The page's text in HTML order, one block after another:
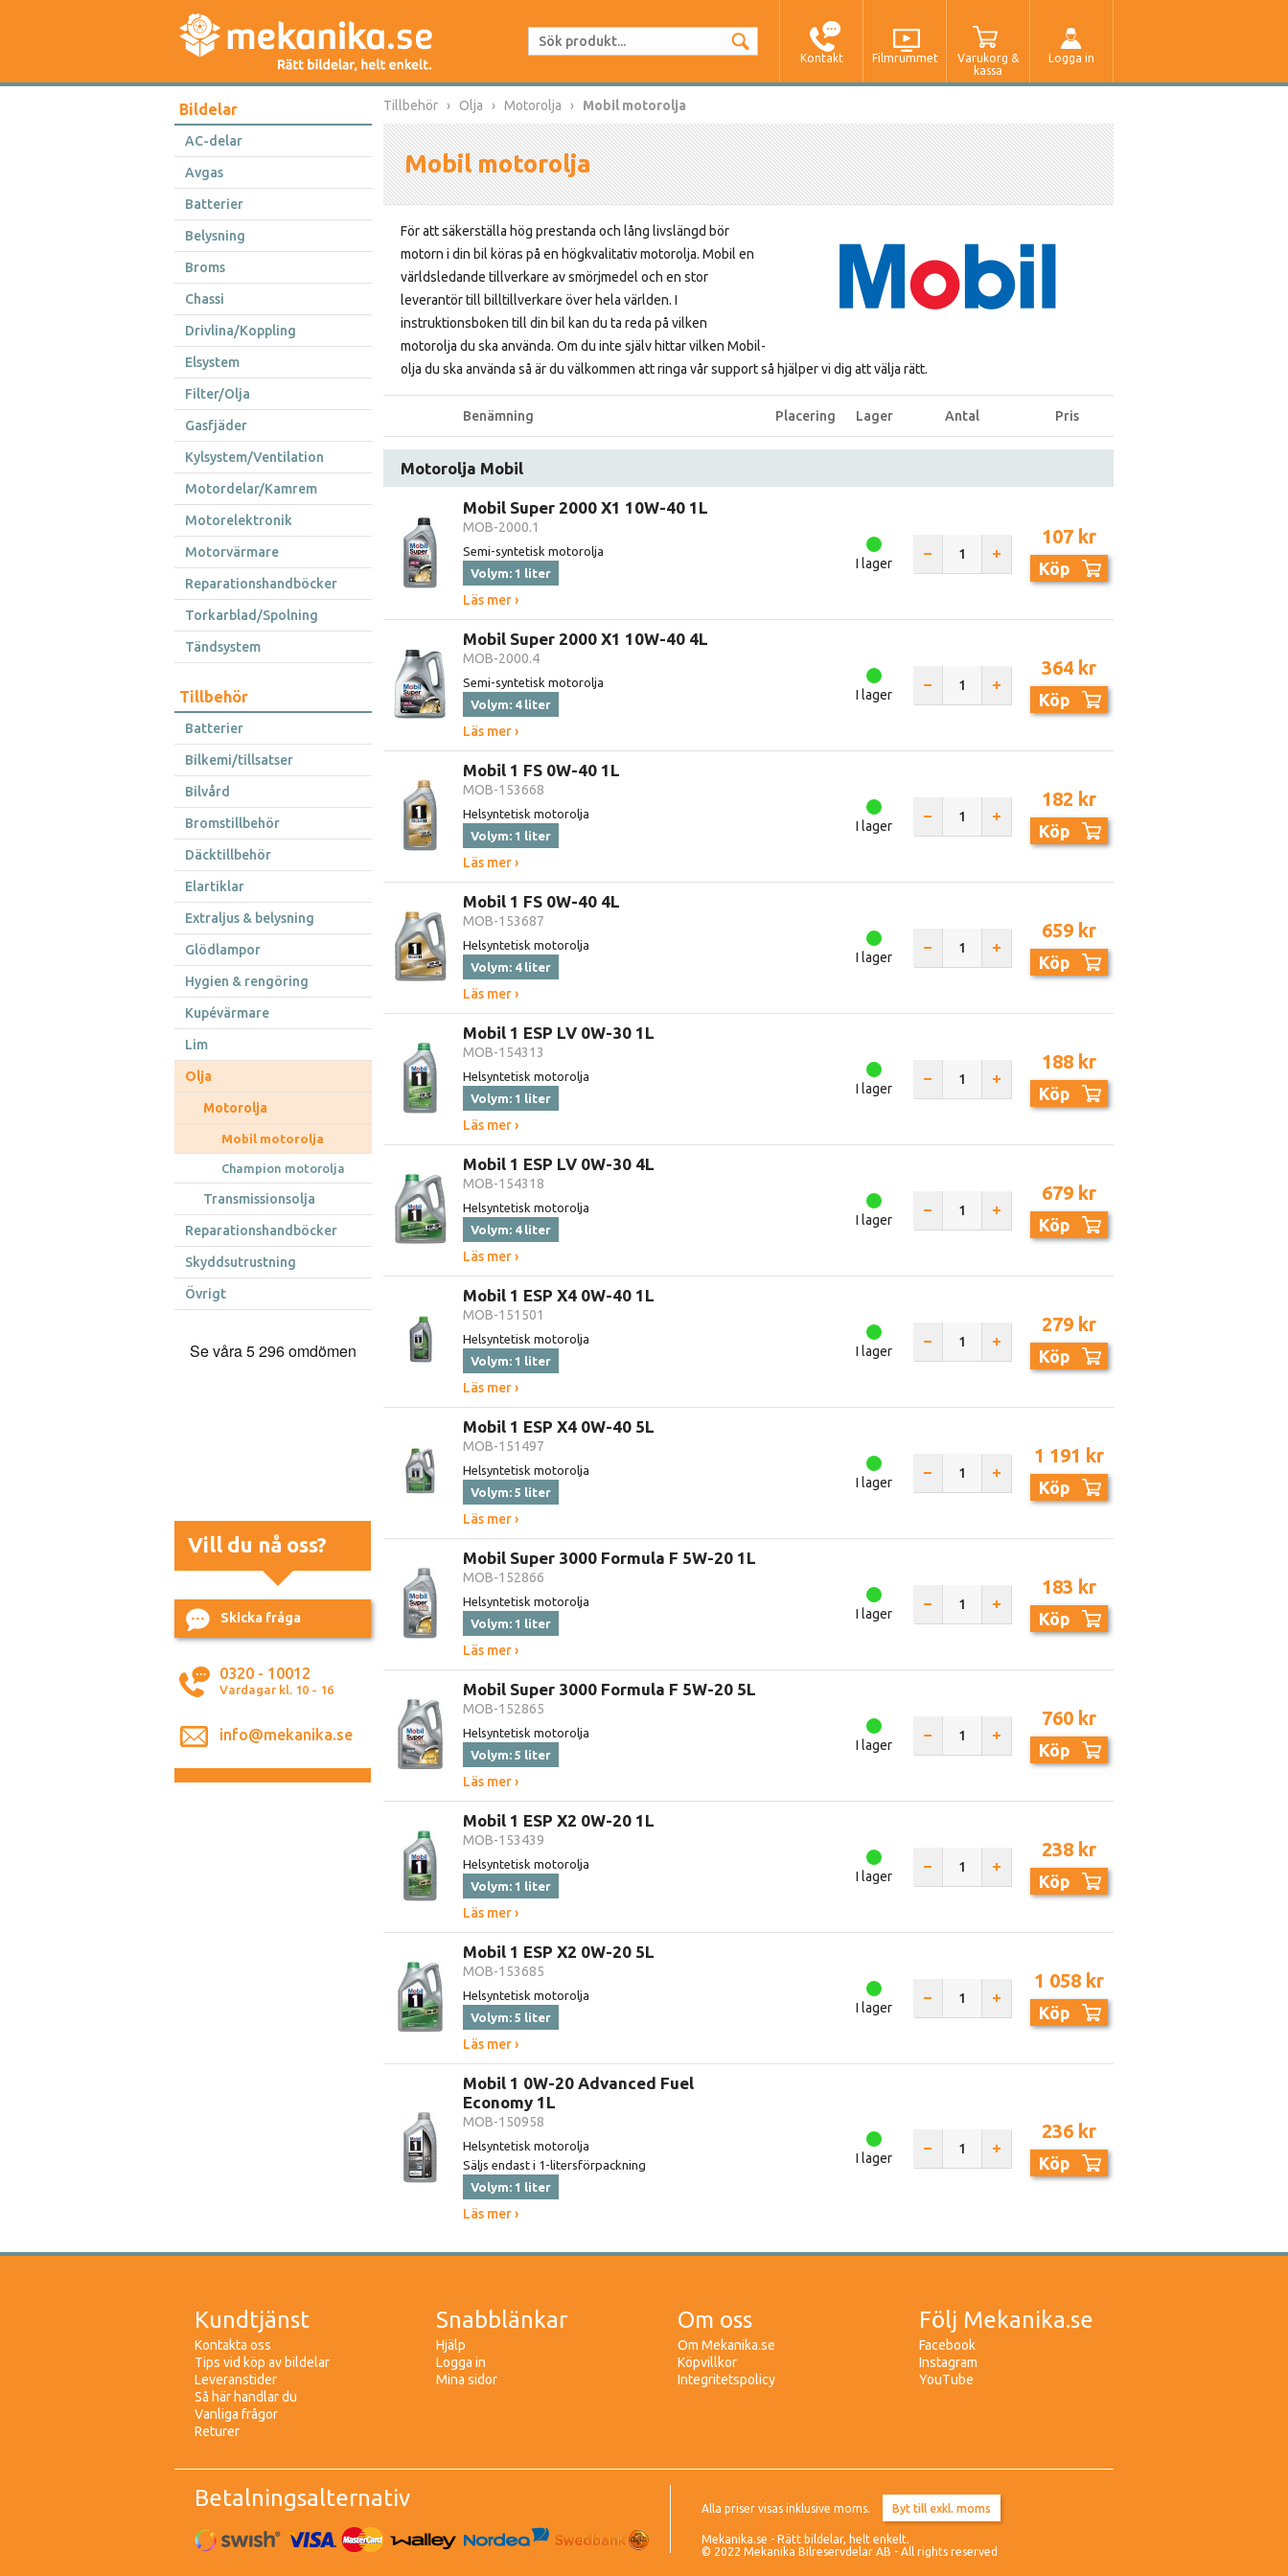
Kontakt Filmrummet
Varukorg &
kassa
Logga in
Bildelar
AC-delar
Avgas
Batterier
Belysning
Broms
Chassi
Drivlina/Koppling
Elsystem
Filter/Olja
Gasfjäder
Kylsystem/Ventilation
Motordelar/Kamrem
Motorelektronik
Motorvärmare
Reparationshandböcker
Torkarblad/Spolning
Tändsystem
Tillbehör
Batterier
Bilkemi/tillsatser
Bilvård
Bromstillbehör
Däcktillbehör
Elartiklar
Extraljus & belysning
Glödlampor
Hygien & rengöring
Kupévärmare
Lim
Olja
Motorolja
Mobil motorolja
Champion motorolja
Transmissionsolja
Reparationshandböcker
Skyddsutrustning
Övrigt
Vill du nå oss?
Skicka fråga
0320 - 10012
Vardagar kl. 10 - 16
info@mekanika.se
Tillbehör Olja Motorolja Mobil motorolja
Mobil motorolja
För att säkerställa hög prestanda och lång livslängd bör
motorn i din bil köras på en högkvalitativ motorolja. Mobil en
världsledande tillverkare av smörjmedel och en stor
leverantör till billtillverkare över hela världen. I
instruktionsboken till din bil kan du ta reda på vilken
motorolja du ska använda. Om du inte själv hittar vilken Mobil-
olja du ska använda så är du välkommen att ringa vår support så hjälper vi dig att välja rätt.
Benämning Placering Lager Antal Pris
Motorolja Mobil
Mobil Super 2000 X1 10W-40 1L
MOB-2000.1
Semi-syntetisk motorolja
Volym: 1 liter
Läs mer ›
I lager
107 kr
Köp
Mobil Super 2000 X1 10W-40 4L
MOB-2000.4
Semi-syntetisk motorolja
Volym: 4 liter
Läs mer ›
I lager
364 kr
Köp
Mobil 1 FS 0W-40 1L
MOB-153668
Helsyntetisk motorolja
Volym: 1 liter
Läs mer ›
I lager
182 kr
Köp
Mobil 1 FS 0W-40 4L
MOB-153687
Helsyntetisk motorolja
Volym: 4 liter
Läs mer ›
I lager
659 kr
Köp
Mobil 1 ESP LV 0W-30 1L
MOB-154313
Helsyntetisk motorolja
Volym: 1 liter
Läs mer ›
I lager
188 kr
Köp
Mobil 1 ESP LV 0W-30 4L
MOB-154318
Helsyntetisk motorolja
Volym: 4 liter
Läs mer ›
I lager
679 kr
Köp
Mobil 1 ESP X4 0W-40 1L
MOB-151501
Helsyntetisk motorolja
Volym: 1 liter
Läs mer ›
I lager
279 kr
Köp
Mobil 1 ESP X4 0W-40 5L
MOB-151497
Helsyntetisk motorolja
Volym: 5 liter
Läs mer ›
I lager
1 191 kr
Köp
Mobil Super 3000 Formula F 5W-20 1L
MOB-152866
Helsyntetisk motorolja
Volym: 1 liter
Läs mer ›
I lager
183 kr
Köp
Mobil Super 3000 Formula F 5W-20 5L
MOB-152865
Helsyntetisk motorolja
Volym: 5 liter
Läs mer ›
I lager
760 kr
Köp
Mobil 1 ESP X2 0W-20 1L
MOB-153439
Helsyntetisk motorolja
Volym: 1 liter
Läs mer ›
I lager
238 kr
Köp
Mobil 1 ESP X2 0W-20 5L
MOB-153685
Helsyntetisk motorolja
Volym: 5 liter
Läs mer ›
I lager
1 058 kr
Köp
Mobil 1 0W-20 Advanced Fuel
Economy 1L
MOB-150958
Helsyntetisk motorolja
Säljs endast i 1-litersförpackning
Volym: 1 liter
Läs mer ›
I lager
236 kr
Köp
Kundtjänst
Kontakta oss
Tips vid köp av bildelar
Leveranstider
Så här handlar du
Vanliga frågor
Returer
Snabblänkar
Hjälp
Logga in
Mina sidor
Om oss
Om Mekanika.se
Köpvillkor
Integritetspolicy
Följ Mekanika.se
Facebook
Instagram
YouTube
Betalningsalternativ Alla priser visas inklusive moms.
Mekanika.se - Rätt bildelar, helt enkelt.
© 2022 Mekanika Bilreservdelar AB - All rights reserved